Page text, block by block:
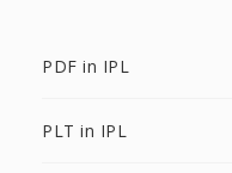
PDF in IPL
PLT in IPL